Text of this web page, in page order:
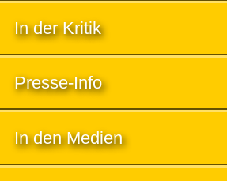
In der Kritik
Presse-Info
In den Medien